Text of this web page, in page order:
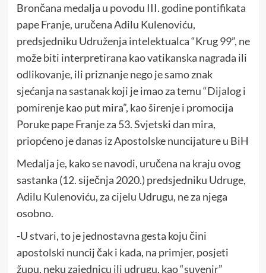
Brončana medalja u povodu III. godine pontifikata
pape Franje, uručena Adilu Kulenoviću,
predsjedniku Udruženja intelektualca “Krug 99”, ne
može biti interpretirana kao vatikanska nagrada ili
odlikovanje, ili priznanje nego je samo znak
sjećanja na sastanak koji je imao za temu “Dijalog i
pomirenje kao put mira”, kao širenje i promocija
Poruke pape Franje za 53. Svjetski dan mira,
priopćeno je danas iz Apostolske nuncijature u BiH
Medalja je, kako se navodi, uručena na kraju ovog
sastanka (12. siječnja 2020.) predsjedniku Udruge,
Adilu Kulenoviću, za cijelu Udrugu, ne za njega
osobno.
-U stvari, to je jednostavna gesta koju čini
apostolski nuncij čak i kada, na primjer, posjeti
župu, neku zajednicu ili udrugu, kao “suvenir”